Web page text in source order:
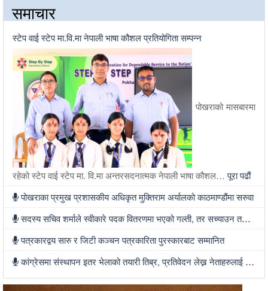
समाचार
स्टेप वाई स्टेप मा.वि.मा नेपाली भाषा कौशल प्रतियोगिता सम्पन्न
पोखराको मासबारमा
रहेको स्टेप वाई स्टेप मा. वि.मा अन्तरसदनात्मक नेपाली भाषा कौशल…पूरा पढौं
पोखराका प्रमुख प्रशासकीय अधिकृत मुक्तिराम अर्यालको काठमाण्डौंमा सरुवा
सदस्य सचिव शर्माले स्वीकारे पदक वितरणमा भएको गल्ती, तर सच्याउन तयार भएनन्
पत्रकारद्वय सारु र जिटी कञ्चन पत्रकारिता पुरस्कारबाट सम्मानित
कांग्रेसमा संस्थापन इतर भेलाको तयारी तिब्र, प्रतिवेदन लेख्न नेताहरुलाई जिम्मेवारी, भेलामा सहभागी हुन देउवा फर्कदैं